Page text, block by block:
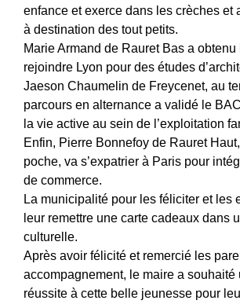
enfance et exerce dans les crèches et
à destination des tout petits.
Marie Armand de Rauret Bas a obtenu
rejoindre Lyon pour des études
Jaeson Chaumelin de Freycenet, au
parcours en alternance a validé le
la vie active au sein de l’exploitation
Enfin, Pierre Bonnefoy de Rauret
poche, va s’expatrier à Paris pour
de commerce.
La municipalité pour les féliciter et les
leur remettre une carte cadeaux dans
culturelle.
Après avoir félicité et remercié les
accompagnement, le maire a souhaité
réussite à cette belle jeunesse pour